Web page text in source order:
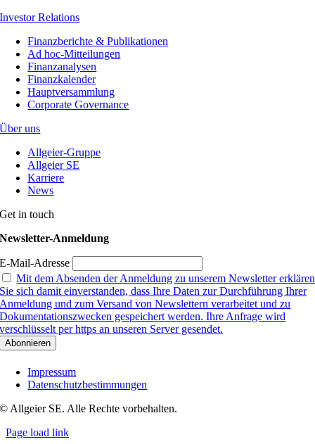
Investor Relations
Finanzberichte & Publikationen
Ad hoc-Mitteilungen
Finanzanalysen
Finanzkalender
Hauptversammlung
Corporate Governance
Über uns
Allgeier-Gruppe
Allgeier SE
Karriere
News
Get in touch
Newsletter-Anmeldung
E-Mail-Adresse
Mit dem Absenden der Anmeldung zu unserem Newsletter erklären
Sie sich damit einverstanden, dass Ihre Daten zur Durchführung Ihrer
Anmeldung und zum Versand von Newslettern verarbeitet und zu
Dokumentationszwecken gespeichert werden. Ihre Anfrage wird
verschlüsselt per https an unseren Server gesendet.
Impressum
Datenschutzbestimmungen
© Allgeier SE. Alle Rechte vorbehalten.
Page load link